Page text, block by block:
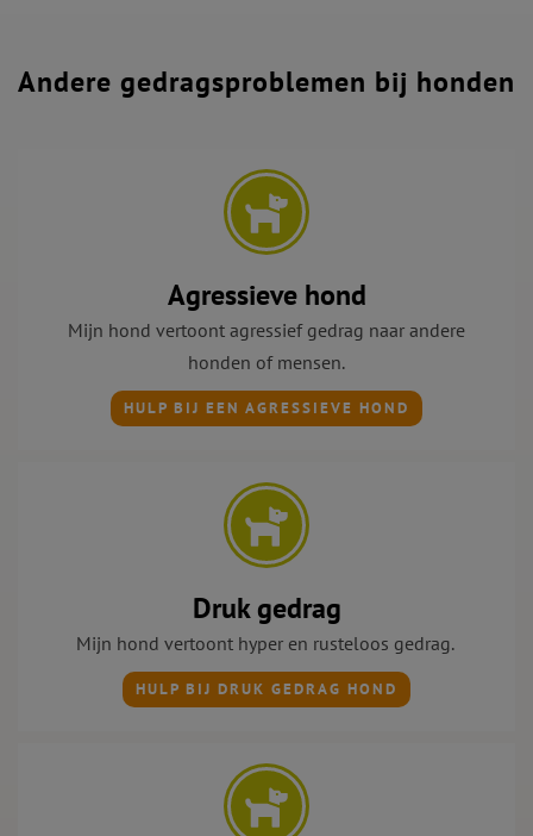
Andere gedragsproblemen bij honden
Agressieve hond
Mijn hond vertoont agressief gedrag naar andere
honden of mensen.
HULP BIJ EEN AGRESSIEVE HOND
Druk gedrag
Mijn hond vertoont hyper en rusteloos gedrag.
HULP BIJ DRUK GEDRAG HOND